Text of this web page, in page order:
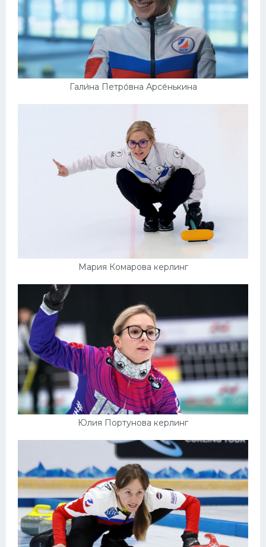
Гали́на Петро́вна Арсе́нькина
Мария Комарова керлинг
Юлия Портунова керлинг